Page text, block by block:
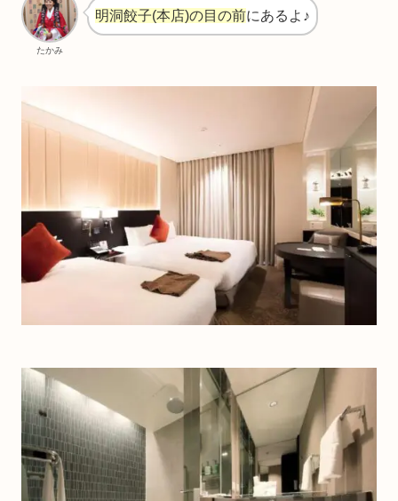
たかみ
明洞餃子(本店)の目の前にあるよ♪